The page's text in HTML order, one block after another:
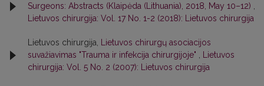
Surgeons: Abstracts (Klaipėda (Lithuania), 2018, May 10–12)
Lietuvos chirurgija: Vol. 17 No. 1-2 (2018): Lietuvos chirurgija
Lietuvos chirurgija,
Lietuvos chirurgų asociacijos
suvažiavimas "Trauma ir infekcija chirurgijoje"
Lietuvos
chirurgija: Vol. 5 No. 2 (2007): Lietuvos chirurgija